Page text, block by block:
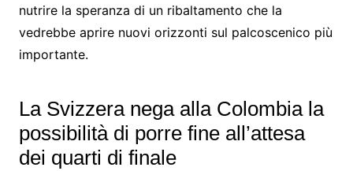
nutrire la speranza di un ribaltamento che la
vedrebbe aprire nuovi orizzonti sul palcoscenico più
importante.
La Svizzera nega alla Colombia la
possibilità di porre fine all’attesa
dei quarti di finale